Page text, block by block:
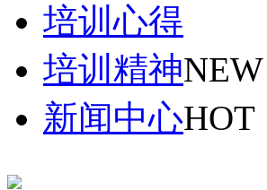
培训心得
培训精神NEW
新闻中心HOT